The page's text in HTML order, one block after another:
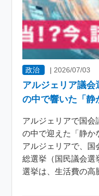
政治 |2026/07/03
アルジェリア議
の中で響いた「静
アルジェリアで国
の中で迎えた「静か
アルジェリアで、国
総選挙（国民議会選
選挙は、生活費の